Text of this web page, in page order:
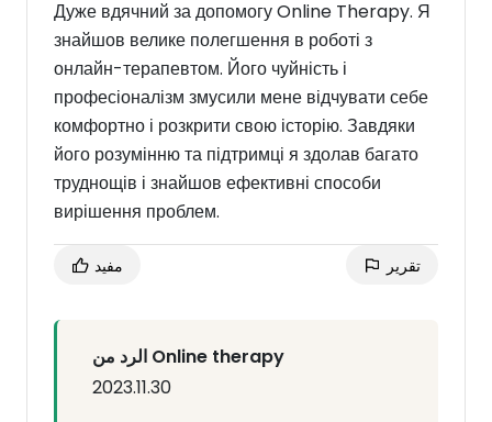
Дуже вдячний за допомогу Online Therapy. Я
знайшов велике полегшення в роботі з
онлайн-терапевтом. Його чуйність і
професіоналізм змусили мене відчувати себе
комфортно і розкрити свою історію. Завдяки
його розумінню та підтримці я здолав багато
труднощів і знайшов ефективні способи
вирішення проблем.
مفيد تقرير
الرد من Online therapy
2023.11.30